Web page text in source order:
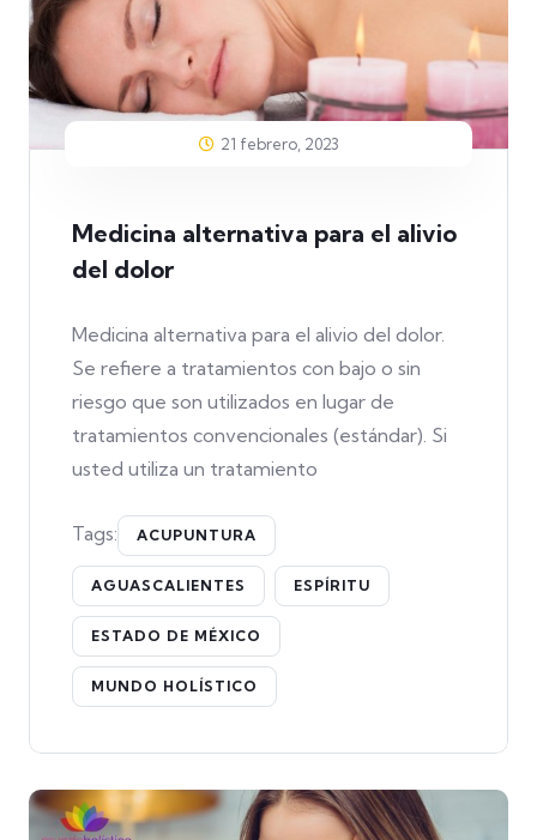
21 febrero, 2023
Medicina alternativa para el alivio
del dolor
Medicina alternativa para el alivio del dolor.
Se refiere a tratamientos con bajo o sin
riesgo que son utilizados en lugar de
tratamientos convencionales (estándar). Si
usted utiliza un tratamiento
Tags: ACUPUNTURA
AGUASCALIENTES ESPÍRITU
ESTADO DE MÉXICO
MUNDO HOLÍSTICO